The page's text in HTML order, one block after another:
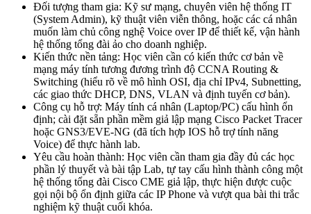
Đối tượng tham gia: Kỹ sư mạng, chuyên viên hệ thống IT
(System Admin), kỹ thuật viên viễn thông, hoặc các cá nhân
muốn làm chủ công nghệ Voice over IP để thiết kế, vận hành
hệ thống tổng đài ảo cho doanh nghiệp.
Kiến thức nền tảng: Học viên cần có kiến thức cơ bản về
mạng máy tính tương đương trình độ CCNA Routing &
Switching (hiểu rõ về mô hình OSI, địa chỉ IPv4, Subnetting,
các giao thức DHCP, DNS, VLAN và định tuyến cơ bản).
Công cụ hỗ trợ: Máy tính cá nhân (Laptop/PC) cấu hình ổn
định; cài đặt sẵn phần mềm giả lập mạng Cisco Packet Tracer
hoặc GNS3/EVE-NG (đã tích hợp IOS hỗ trợ tính năng
Voice) để thực hành lab.
Yêu cầu hoàn thành: Học viên cần tham gia đầy đủ các học
phần lý thuyết và bài tập Lab, tự tay cấu hình thành công một
hệ thống tổng đài Cisco CME giả lập, thực hiện được cuộc
gọi nội bộ ổn định giữa các IP Phone và vượt qua bài thi trắc
nghiệm kỹ thuật cuối khóa.